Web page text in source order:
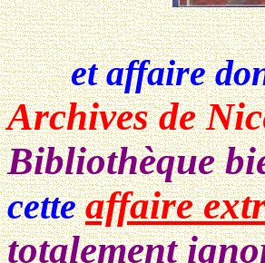
et affaire
Archives de
Bibliothèque
cetteaffaire
totalement